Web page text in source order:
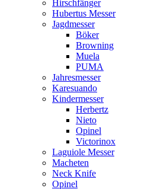
Hirschfänger
Hubertus Messer
Jagdmesser
Böker
Browning
Muela
PUMA
Jahresmesser
Karesuando
Kindermesser
Herbertz
Nieto
Opinel
Victorinox
Laguiole Messer
Macheten
Neck Knife
Opinel